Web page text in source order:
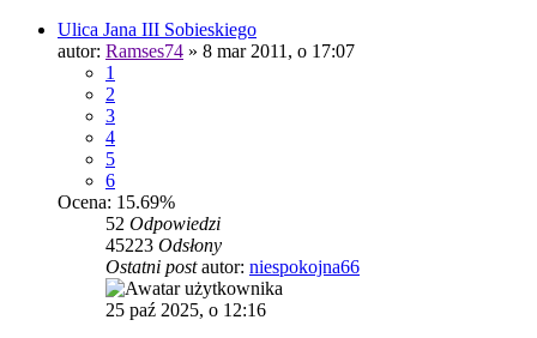
Ulica Jana III Sobieskiego
autor: Ramses74 » 8 mar 2011, o 17:07
1
2
3
4
5
6
Ocena: 15.69%
52 Odpowiedzi
45223 Odsłony
Ostatni postautor: niespokojna66
25 paź 2025, o 12:16